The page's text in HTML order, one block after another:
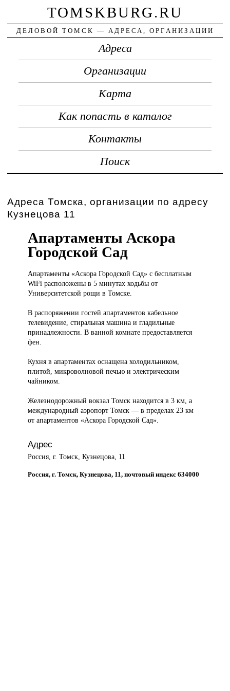
TOMSKBURG.RU
ДЕЛОВОЙ ТОМСК — АДРЕСА, ОРГАНИЗАЦИИ
Адреса
Организации
Карта
Как попасть в каталог
Контакты
Поиск
Адреса Томска, организации по адресу
Кузнецова 11
Апартаменты Аскора
Городской Сад
Апартаменты «АскораГородской Сад» с бесплатным
WiFi расположены в 5 минутах ходьбы от
Университетской рощи в Томске.
В распоряжении гостей апартаментов кабельное
телевидение, стиральная машина и гладильные
принадлежности. В ванной комнате предоставляется
фен.
Кухня в апартаментах оснащена холодильником,
плитой, микроволновой печью и электрическим
чайником.
Железнодорожный вокзал Томск находится в 3 км, а
международный аэропорт Томск — в пределах 23 км
от апартаментов «Аскора Городской Сад».
Адрес
Россия, г. Томск, Кузнецова, 11
Россия, г. Томск, Кузнецова, 11, почтовый индекс 634000